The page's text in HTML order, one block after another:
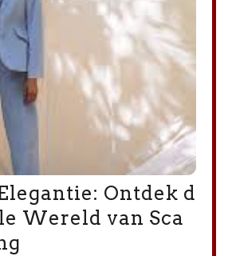
Ontdek d
Wereld van Sca